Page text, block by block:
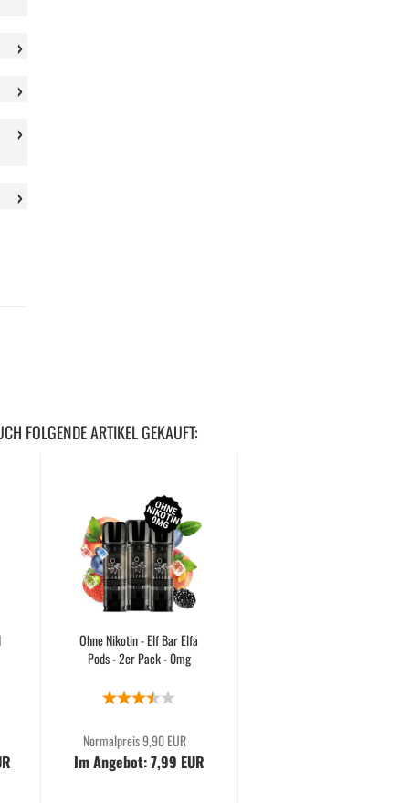
FOLGENDE ARTIKEL GEKAUFT:
Ohne Nikotin - Elf Bar Elfa
Pods - 2er Pack - 0mg
Normalpreis 9,90 EUR
Im Angebot: 7,99 EUR